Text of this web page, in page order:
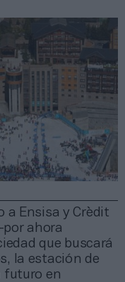
a Ensisa y Crèdit
ahora
que buscará
la estación de
futuro en